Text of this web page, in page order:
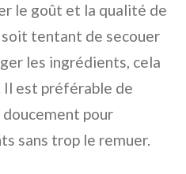
le goût et la qualité de
soit tentant de secouer
les ingrédients, cela
Il est préférable de
pour
sans trop le remuer.